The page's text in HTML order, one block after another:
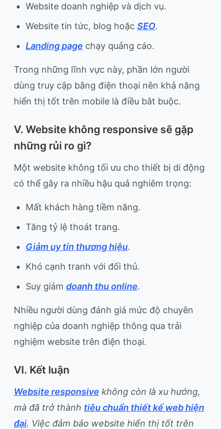
Website doanh nghiệp và dịch vụ.
Website tin tức, blog hoặc SEO.
Landing page chạy quảng cáo.
Trong những lĩnh vực này, phần lớn người
dùng truy cập bằng điện thoại nên khả năng
hiển thị tốt trên mobile là điều bắt buộc.
V. Website không responsive sẽ gặp
những rủi ro gì?
Một website không tối ưu cho thiết bị di động
có thể gây ra nhiều hậu quả nghiêm trọng:
Mất khách hàng tiềm năng.
Tăng tỷ lệ thoát trang.
Giảm uy tín thương hiệu.
Khó cạnh tranh với đối thủ.
Suy giảm doanh thu online.
Nhiều người dùng đánh giá mức độ chuyên
nghiệp của doanh nghiệp thông qua trải
nghiệm website trên điện thoại.
VI. Kết luận
Website responsive không còn là xu hướng,
mà đã trở thành tiêu chuẩn thiết kế web hiện
đại. Việc đảm bảo website hiển thị tốt trên